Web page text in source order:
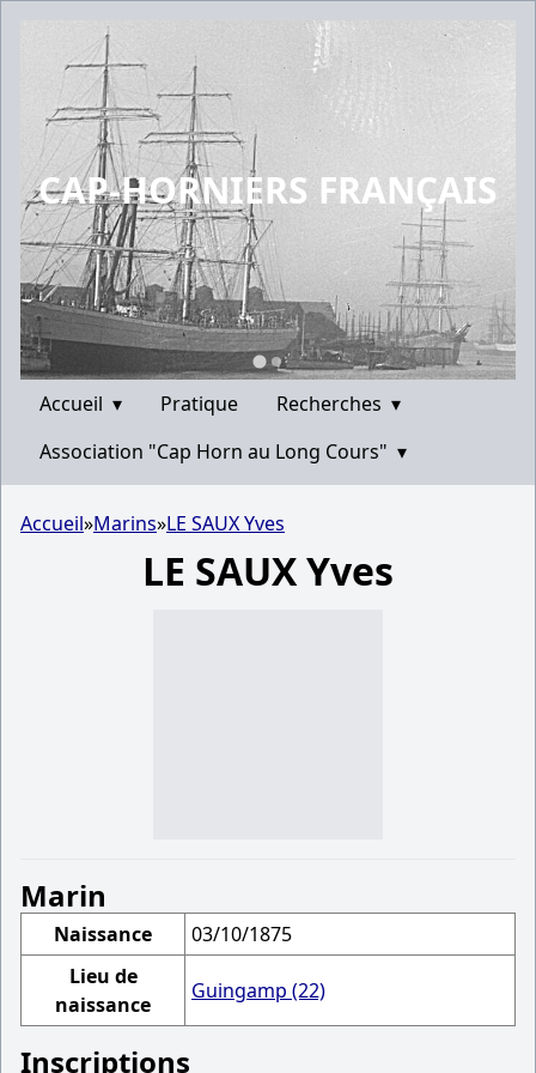
CAP-HORNIERS FRANÇAIS
Accueil ▾ Pratique Recherches ▾
Association "Cap Horn au Long Cours" ▾
Accueil»Marins»LE SAUX Yves
LE SAUX Yves
Marin
Naissance
03/10/1875
Lieu de
naissance
Guingamp (22)
Inscriptions